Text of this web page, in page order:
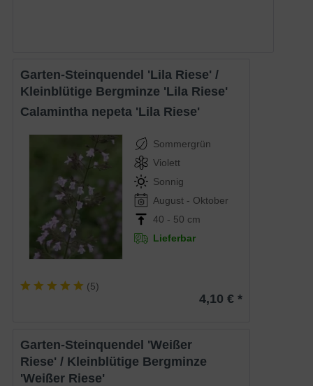
Garten-Steinquendel 'Lila Riese' /
Kleinblütige Bergminze 'Lila Riese'
Calamintha nepeta 'Lila Riese'
Sommergrün
Violett
Sonnig
August - Oktober
40 - 50 cm
Lieferbar
(5)
4,10 € *
Garten-Steinquendel 'Weißer
Riese' / Kleinblütige Bergminze
'Weißer Riese'